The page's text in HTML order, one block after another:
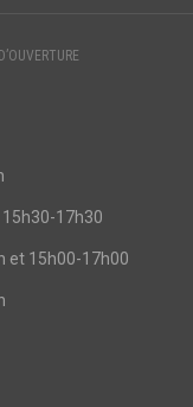
17h30
et 15h00-17h00